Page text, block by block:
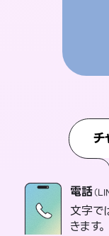
電話（
文字で
きます。